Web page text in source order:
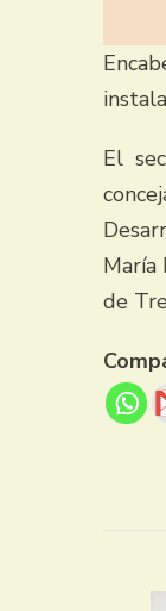
El
María
de